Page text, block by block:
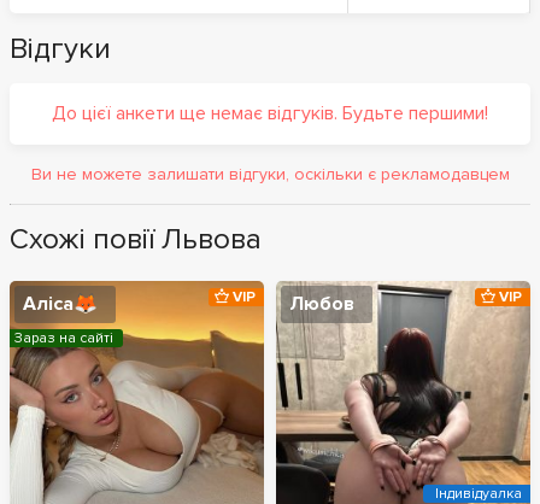
Відгуки
До цієї анкети ще немає відгуків. Будьте першими!
Ви не можете залишати відгуки, оскільки є рекламодавцем
Схожі повії Львова
Аліса🦊 VIP
Зараз на сайті
Любов VIP
Індивідуалка